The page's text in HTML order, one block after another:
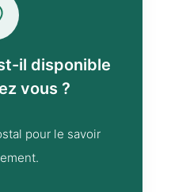
il disponible
vous ?
pour le savoir